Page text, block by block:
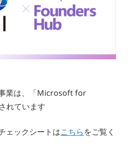
業は、「Microsoft for
れています
ェックシートはこちらをご覧く